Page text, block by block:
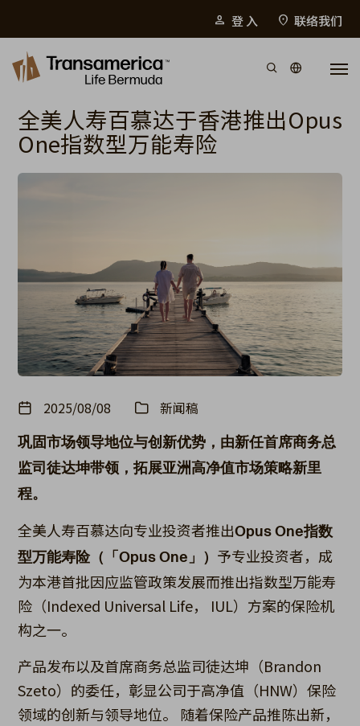
person 登 入 location_on 联络我们
Skip to main content
全美人寿百慕达于香港推出Opus
One指数型万能寿险
2025/08/08 新闻稿
巩固市场领导地位与创新优势，由新任首席商务总
监司徒达坤带领，拓展亚洲高净值市场策略新里
程。
全美人寿百慕达向专业投资者推出Opus One指数
型万能寿险（「Opus One」） 予专业投资者，成
为本港首批因应监管政策发展而推出指数型万能寿
险（Indexed Universal Life， IUL）方案的保险机
构之一。
产品发布以及首席商务总监司徒达坤（Brandon
Szeto）的委任，彰显公司于高净值（HNW）保险
领域的创新与领导地位。 随着保险产品推陈出新，